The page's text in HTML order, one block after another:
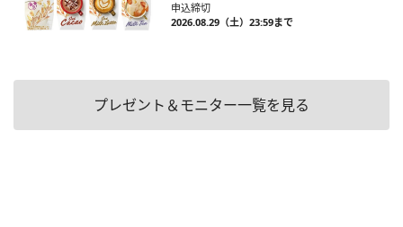
申込締切
2026.08.29（土）23:59まで
プレゼント＆モニター一覧を見る